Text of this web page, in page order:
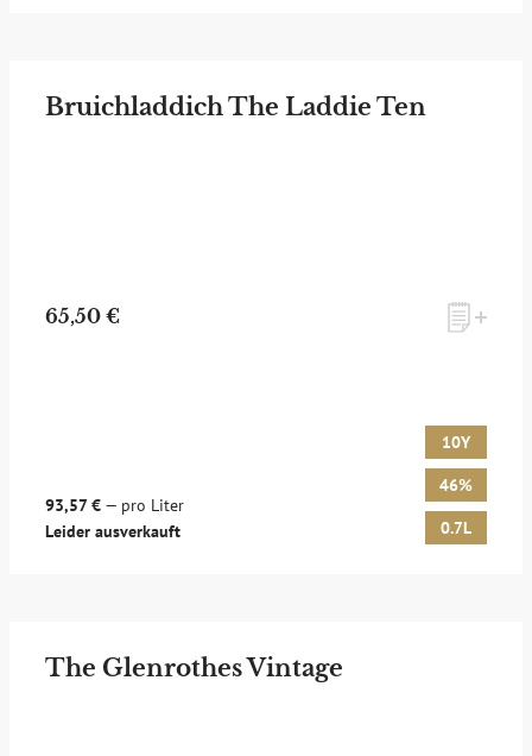
Bruichladdich The Laddie Ten
65,50 €
93,57 € — pro Liter
Leider ausverkauft
10Y
46%
0.7L
The Glenrothes Vintage